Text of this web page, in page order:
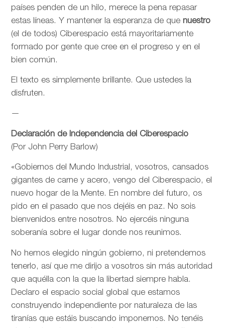
países penden de un hilo, merece la pena repasar
estas líneas. Y mantener la esperanza de que nuestro
(el de todos) Ciberespacio está mayoritariamente
formado por gente que cree en el progreso y en el
bien común.
El texto es simplemente brillante. Que ustedes la
disfruten.
—
Declaración de Independencia del Ciberespacio
(Por John Perry Barlow)
«Gobiernos del Mundo Industrial, vosotros, cansados
gigantes de carne y acero, vengo del Ciberespacio, el
nuevo hogar de la Mente. En nombre del futuro, os
pido en el pasado que nos dejéis en paz. No sois
bienvenidos entre nosotros. No ejercéis ninguna
soberanía sobre el lugar donde nos reunimos.
No hemos elegido ningún gobierno, ni pretendemos
tenerlo, así que me dirijo a vosotros sin más autoridad
que aquélla con la que la libertad siempre habla.
Declaro el espacio social global que estamos
construyendo independiente por naturaleza de las
tiranías que estáis buscando imponernos. No tenéis